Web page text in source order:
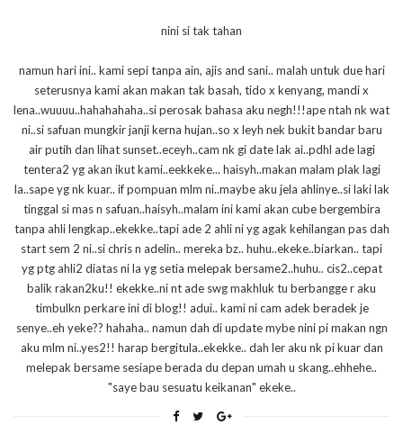
nini si tak tahan
namun hari ini.. kami sepi tanpa ain, ajis and sani.. malah untuk due hari
seterusnya kami akan makan tak basah, tido x kenyang, mandi x
lena..wuuuu..hahahahaha..si perosak bahasa aku negh!!!ape ntah nk wat
ni..si safuan mungkir janji kerna hujan..so x leyh nek bukit bandar baru
air putih dan lihat sunset..eceyh..cam nk gi date lak ai..pdhl ade lagi
tentera2 yg akan ikut kami..eekkeke... haisyh..makan malam plak lagi
la..sape yg nk kuar.. if pompuan mlm ni..maybe aku jela ahlinye..si laki lak
tinggal si mas n safuan..haisyh..malam ini kami akan cube bergembira
tanpa ahli lengkap..ekekke..tapi ade 2 ahli ni yg agak kehilangan pas dah
start sem 2 ni..si chris n adelin.. mereka bz.. huhu..ekeke..biarkan.. tapi
yg ptg ahli2 diatas ni la yg setia melepak bersame2..huhu.. cis2..cepat
balik rakan2ku!! ekekke..ni nt ade swg makhluk tu berbangge r aku
timbulkn perkare ini di blog!! adui.. kami ni cam adek beradek je
senye..eh yeke?? hahaha.. namun dah di update mybe nini pi makan ngn
aku mlm ni..yes2!! harap bergitula..ekekke.. dah ler aku nk pi kuar dan
melepak bersame sesiape berada du depan umah u skang..ehhehe..
"saye bau sesuatu keikanan" ekeke..